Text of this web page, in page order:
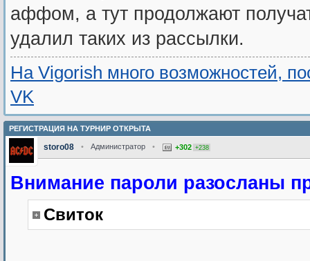
аффом, а тут продолжают
удалил таких из рассылки.
На Vigorish много возможностей,
VK
РЕГИСТРАЦИЯ НА ТУРНИР ОТКРЫТА
storo08 • Администратор • +302 +238
Внимание пароли разосланы
Свиток